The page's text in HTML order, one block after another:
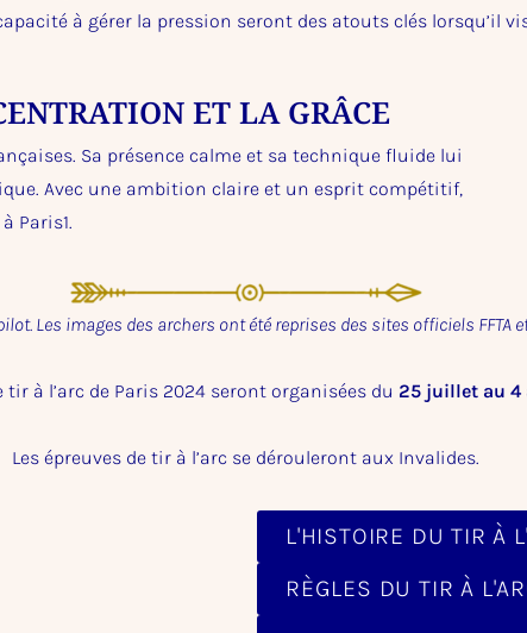
à gérer la pression seront des atouts clés lorsqu’il
ET LA GRÂCE
Sa présence calme et sa technique fluide lui
Avec une ambition claire et un esprit compétitif,
Paris1.
Les images des archers ont été reprises des sites officiels FFTA
tir à l’arc de Paris 2024 seront organisées du 25 juillet au 4
Les épreuves de tir à l’arc se dérouleront aux Invalides.
L'HISTOIRE DU TIR À
RÈGLES DU TIR À